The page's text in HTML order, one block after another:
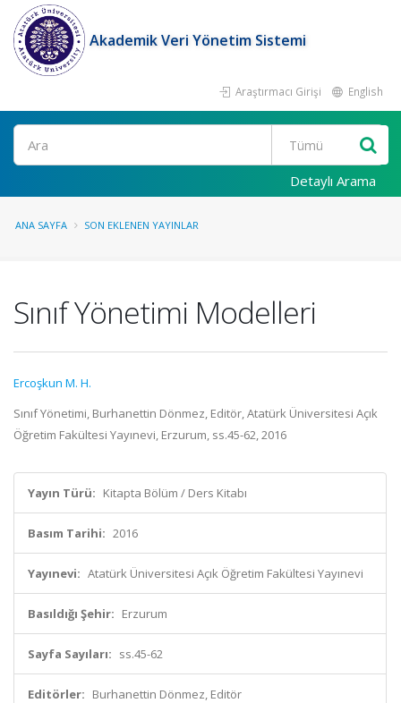
Akademik Veri Yönetim Sistemi
Araştırmacı Girişi English
Ara
Detaylı Arama
ANA SAYFA SON EKLENEN YAYINLAR
Sınıf Yönetimi Modelleri
Ercoşkun M. H.
Sınıf Yönetimi, Burhanettin Dönmez, Editör, Atatürk Üniversitesi Açık
Öğretim Fakültesi Yayınevi, Erzurum, ss.45-62, 2016
Yayın Türü: Kitapta Bölüm / Ders Kitabı
Basım Tarihi: 2016
Yayınevi: Atatürk Üniversitesi Açık Öğretim Fakültesi Yayınevi
Basıldığı Şehir: Erzurum
Sayfa Sayıları: ss.45-62
Editörler: Burhanettin Dönmez, Editör